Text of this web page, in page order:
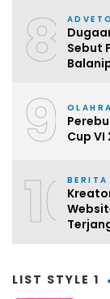
8
Sebut
9
Cup
10BERITA
LIST STYLE 1